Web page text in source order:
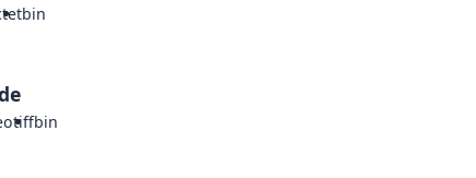
bin
bin